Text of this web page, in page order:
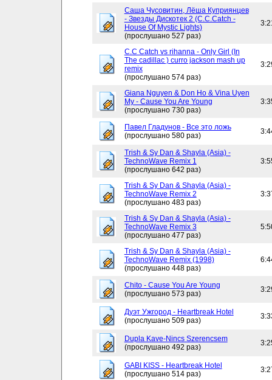
Саша Чусовитин, Лёша Куприянцев
- Звезды Дискотек 2 (C.C.Catch -
House Of Mystic Lights)
(прослушано 527 раз)
C.C Catch vs rihanna - Only Girl (In
The cadillac ) curro jackson mash up
remix
(прослушано 574 раз)
Giana Nguyen & Don Ho & Vina Uyen
My - Cause You Are Young
(прослушано 730 раз)
Павел Гладунов - Все это ложь
(прослушано 580 раз)
Trish & Sy Dan & Shayla (Asia) -
TechnoWave Remix 1
(прослушано 642 раз)
Trish & Sy Dan & Shayla (Asia) -
TechnoWave Remix 2
(прослушано 483 раз)
Trish & Sy Dan & Shayla (Asia) -
TechnoWave Remix 3
(прослушано 477 раз)
Trish & Sy Dan & Shayla (Asia) -
TechnoWave Remix (1998)
(прослушано 448 раз)
Chito - Cause You Are Young
(прослушано 573 раз)
Дуэт Ужгород - Heartbreak Hotel
(прослушано 509 раз)
Dupla Kave-Nincs Szerencsem
(прослушано 492 раз)
GABI KISS - Heartbreak Hotel
(прослушано 514 раз)